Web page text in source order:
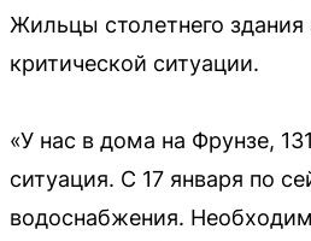
Жильцы столетнего здания
критической ситуации.
«У нас в дома на Фрунзе,
ситуация. С 17 января по
водоснабжения.